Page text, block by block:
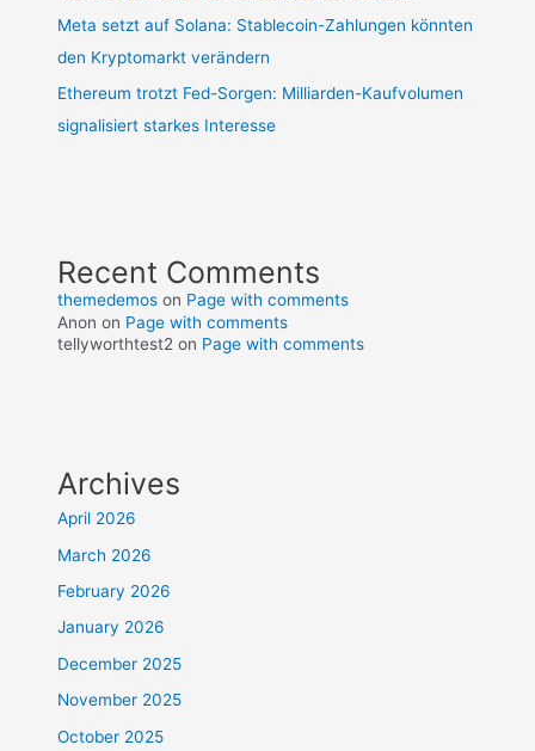
Meta setzt auf Solana: Stablecoin-Zahlungen könnten
den Kryptomarkt verändern
Ethereum trotzt Fed-Sorgen: Milliarden-Kaufvolumen
signalisiert starkes Interesse
Recent Comments
themedemos on Page with comments
Anon on Page with comments
tellyworthtest2 on Page with comments
Archives
April 2026
March 2026
February 2026
January 2026
December 2025
November 2025
October 2025